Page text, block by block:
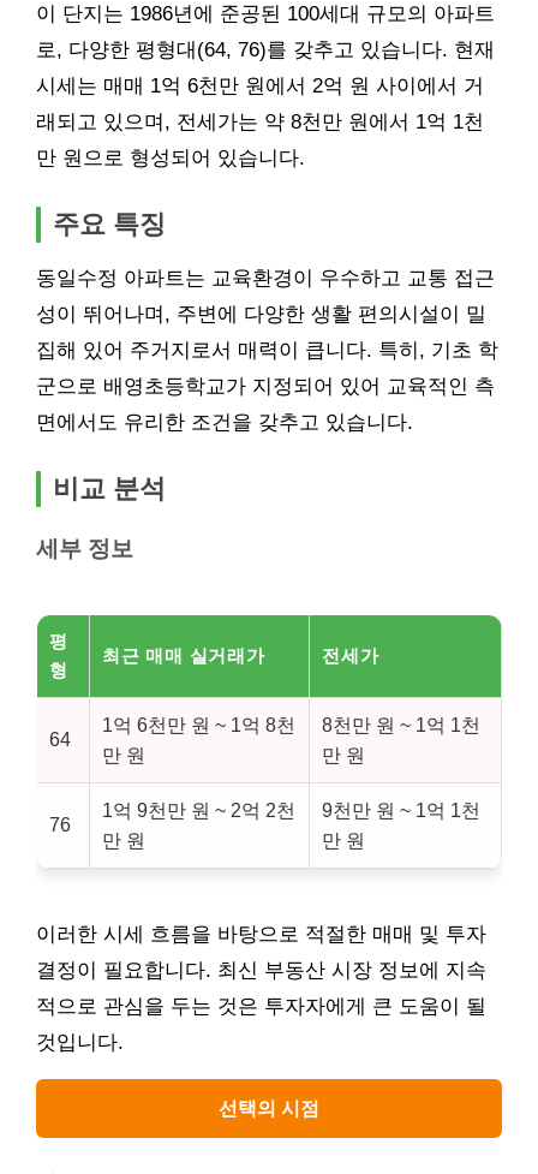
이 단지는 1986년에 준공된 100세대 규모의 아파트
로, 다양한 평형대(64, 76)를 갖추고 있습니다. 현재
시세는 매매 1억 6천만 원에서 2억 원 사이에서 거
래되고 있으며, 전세가는 약 8천만 원에서 1억 1천
만 원으로 형성되어 있습니다.
주요 특징
동일수정 아파트는 교육환경이 우수하고 교통 접근
성이 뛰어나며, 주변에 다양한 생활 편의시설이 밀
집해 있어 주거지로서 매력이 큽니다. 특히, 기초 학
군으로 배영초등학교가 지정되어 있어 교육적인 측
면에서도 유리한 조건을 갖추고 있습니다.
비교 분석
세부 정보
평
형
최근 매매 실거래가 전세가
64
1억 6천만 원 ~ 1억 8천
만 원
8천만 원 ~ 1억 1천
만 원
76
1억 9천만 원 ~ 2억 2천
만 원
9천만 원 ~ 1억 1천
만 원
이러한 시세 흐름을 바탕으로 적절한 매매 및 투자
결정이 필요합니다. 최신 부동산 시장 정보에 지속
적으로 관심을 두는 것은 투자자에게 큰 도움이 될
것입니다.
선택의 시점